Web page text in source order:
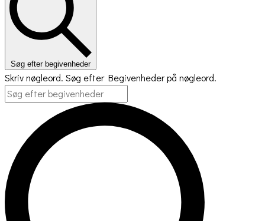
Søg efter begivenheder
Skriv nøgleord. Søg efter Begivenheder på nøgleord.